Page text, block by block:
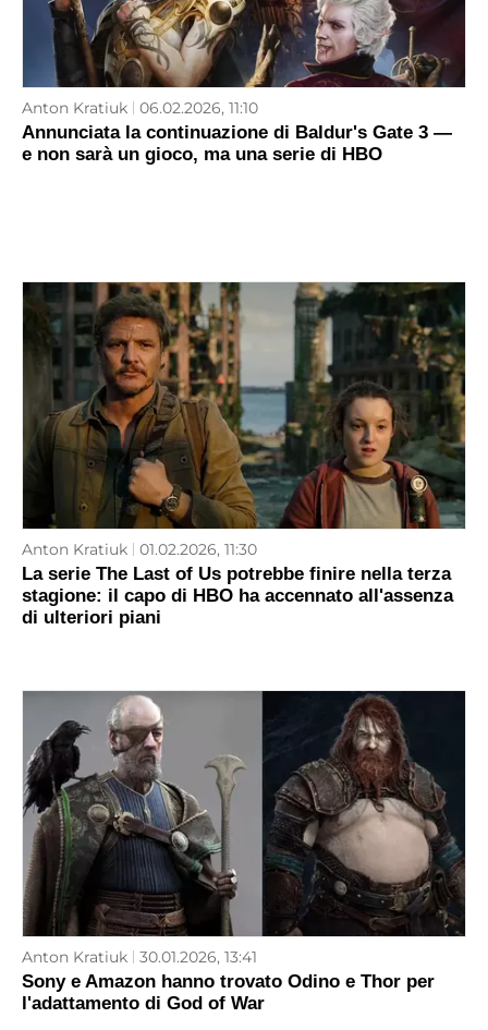
Anton Kratiuk 06.02.2026, 11:10
Annunciata la continuazione di Baldur's Gate 3 —
e non sarà un gioco, ma una serie di HBO
Anton Kratiuk 01.02.2026, 11:30
La serie The Last of Us potrebbe finire nella terza
stagione: il capo di HBO ha accennato all'assenza
di ulteriori piani
Anton Kratiuk 30.01.2026, 13:41
Sony e Amazon hanno trovato Odino e Thor per
l'adattamento di God of War